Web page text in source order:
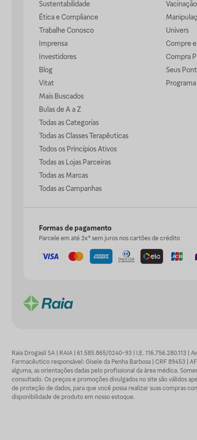
Sustentabilidade
Ética e Compliance
Trabalhe Conosco
Imprensa
Investidores
Blog
Vitat
Mais Buscados
Bulas de A a Z
Todas as Categorias
Todas as Classes Terapêuticas
Todos os Princípios Ativos
Todas as Lojas Parceiras
Todas as Marcas
Todas as Campanhas
Univers
Compre
Compra
Seus
Formas de pagamento
Parcele em até 3x* sem juros nos cartões de crédito
Raia Drogasil SA | RAIA | 61.585.865/0240-93 | I.E. 116.756.280.113 |
Farmacêutico responsável: Gisele da Penha Barbosa | CRF 89453
alguma, as orientações dadas pelo profissional da área médica.
consultado. Os preços e promoções divulgados no site são válidos
de proteção de dados, para que você possa realizar suas compras
disponibilidade de produto em nosso estoque.